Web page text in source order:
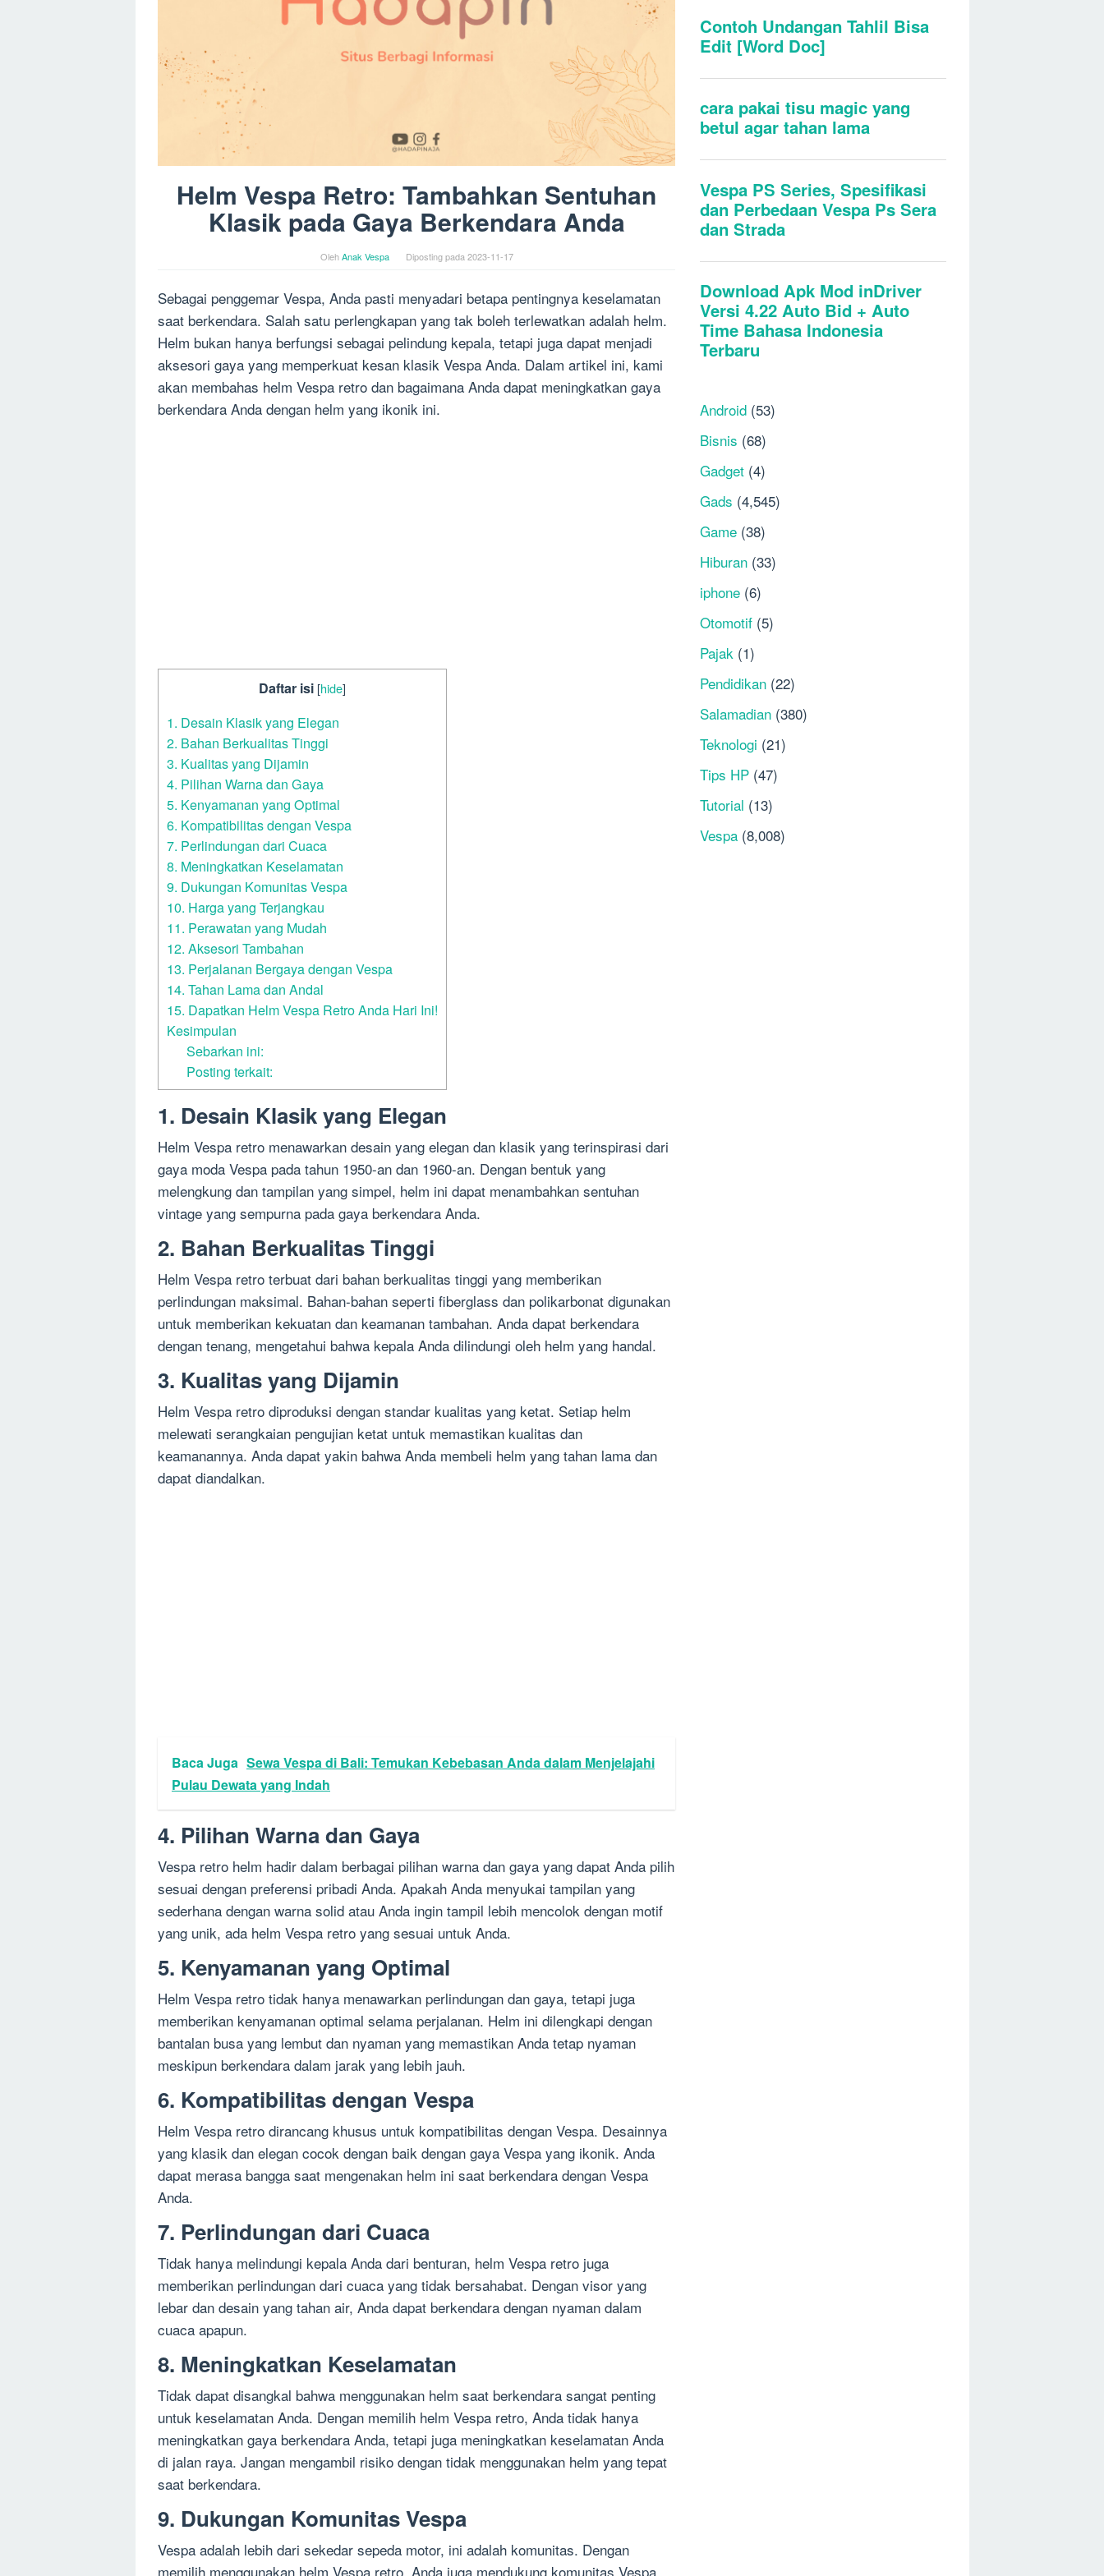
Helm Vespa Retro: Tambahkan Sentuhan
Klasik pada Gaya Berkendara Anda
OlehAnak Vespa Diposting pada2023-11-17
Sebagai penggemar Vespa, Anda pasti menyadari betapa pentingnya keselamatan
saat berkendara. Salah satu perlengkapan yang tak boleh terlewatkan adalah helm.
Helm bukan hanya berfungsi sebagai pelindung kepala, tetapi juga dapat menjadi
aksesori gaya yang memperkuat kesan klasik Vespa Anda. Dalam artikel ini, kami
akan membahas helm Vespa retro dan bagaimana Anda dapat meningkatkan gaya
berkendara Anda dengan helm yang ikonik ini.
Daftar isi [hide]
1. Desain Klasik yang Elegan
2. Bahan Berkualitas Tinggi
3. Kualitas yang Dijamin
4. Pilihan Warna dan Gaya
5. Kenyamanan yang Optimal
6. Kompatibilitas dengan Vespa
7. Perlindungan dari Cuaca
8. Meningkatkan Keselamatan
9. Dukungan Komunitas Vespa
10. Harga yang Terjangkau
11. Perawatan yang Mudah
12. Aksesori Tambahan
13. Perjalanan Bergaya dengan Vespa
14. Tahan Lama dan Andal
15. Dapatkan Helm Vespa Retro Anda Hari Ini!
Kesimpulan
Sebarkan ini:
Posting terkait:
1. Desain Klasik yang Elegan
Helm Vespa retro menawarkan desain yang elegan dan klasik yang terinspirasi dari
gaya moda Vespa pada tahun 1950-an dan 1960-an. Dengan bentuk yang
melengkung dan tampilan yang simpel, helm ini dapat menambahkan sentuhan
vintage yang sempurna pada gaya berkendara Anda.
2. Bahan Berkualitas Tinggi
Helm Vespa retro terbuat dari bahan berkualitas tinggi yang memberikan
perlindungan maksimal. Bahan-bahan seperti fiberglass dan polikarbonat digunakan
untuk memberikan kekuatan dan keamanan tambahan. Anda dapat berkendara
dengan tenang, mengetahui bahwa kepala Anda dilindungi oleh helm yang handal.
3. Kualitas yang Dijamin
Helm Vespa retro diproduksi dengan standar kualitas yang ketat. Setiap helm
melewati serangkaian pengujian ketat untuk memastikan kualitas dan
keamanannya. Anda dapat yakin bahwa Anda membeli helm yang tahan lama dan
dapat diandalkan.
Baca Juga Sewa Vespa di Bali: Temukan Kebebasan Anda dalam Menjelajahi
Pulau Dewata yang Indah
4. Pilihan Warna dan Gaya
Vespa retro helm hadir dalam berbagai pilihan warna dan gaya yang dapat Anda pilih
sesuai dengan preferensi pribadi Anda. Apakah Anda menyukai tampilan yang
sederhana dengan warna solid atau Anda ingin tampil lebih mencolok dengan motif
yang unik, ada helm Vespa retro yang sesuai untuk Anda.
5. Kenyamanan yang Optimal
Helm Vespa retro tidak hanya menawarkan perlindungan dan gaya, tetapi juga
memberikan kenyamanan optimal selama perjalanan. Helm ini dilengkapi dengan
bantalan busa yang lembut dan nyaman yang memastikan Anda tetap nyaman
meskipun berkendara dalam jarak yang lebih jauh.
6. Kompatibilitas dengan Vespa
Helm Vespa retro dirancang khusus untuk kompatibilitas dengan Vespa. Desainnya
yang klasik dan elegan cocok dengan baik dengan gaya Vespa yang ikonik. Anda
dapat merasa bangga saat mengenakan helm ini saat berkendara dengan Vespa
Anda.
7. Perlindungan dari Cuaca
Tidak hanya melindungi kepala Anda dari benturan, helm Vespa retro juga
memberikan perlindungan dari cuaca yang tidak bersahabat. Dengan visor yang
lebar dan desain yang tahan air, Anda dapat berkendara dengan nyaman dalam
cuaca apapun.
8. Meningkatkan Keselamatan
Tidak dapat disangkal bahwa menggunakan helm saat berkendara sangat penting
untuk keselamatan Anda. Dengan memilih helm Vespa retro, Anda tidak hanya
meningkatkan gaya berkendara Anda, tetapi juga meningkatkan keselamatan Anda
di jalan raya. Jangan mengambil risiko dengan tidak menggunakan helm yang tepat
saat berkendara.
9. Dukungan Komunitas Vespa
Vespa adalah lebih dari sekedar sepeda motor, ini adalah komunitas. Dengan
memilih menggunakan helm Vespa retro, Anda juga mendukung komunitas Vespa
Android (53)
Bisnis (68)
Gadget (4)
Gads (4,545)
Game (38)
Hiburan (33)
iphone (6)
Otomotif (5)
Pajak (1)
Pendidikan (22)
Salamadian (380)
Teknologi (21)
Tips HP (47)
Tutorial (13)
Vespa (8,008)